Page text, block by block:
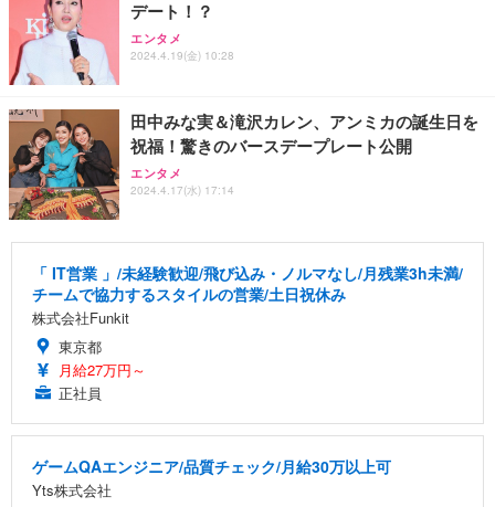
デート！？
エンタメ
2024.4.19(金) 10:28
田中みな実＆滝沢カレン、アンミカの誕生日を
祝福！驚きのバースデープレート公開
エンタメ
2024.4.17(水) 17:14
「 IT営業 」/未経験歓迎/飛び込み・ノルマなし/月残業3h未満/
チームで協力するスタイルの営業/土日祝休み
株式会社Funkit
東京都
月給27万円～
正社員
ゲームQAエンジニア/品質チェック/月給30万以上可
Yts株式会社